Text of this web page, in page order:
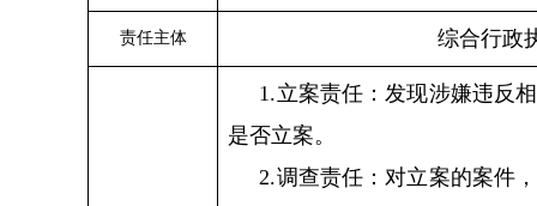
责任主体 综合行政
1.立案责任：发现涉嫌违反
是否立案。
2.调查责任：对立案的案件